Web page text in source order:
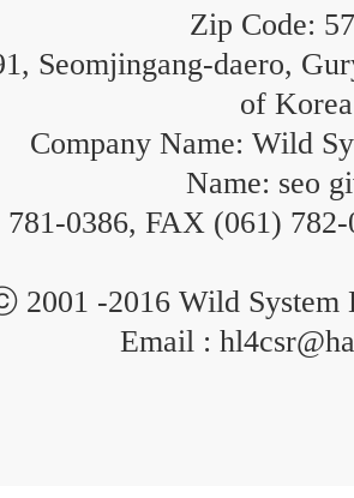
Zip Code:
Seomjingang-daero,
of Korea
Company Name: Wild
Name: seo
0386, FAX (061)
2001 -2016 Wild System
Email :